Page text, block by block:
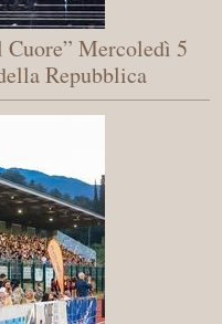
Cuore” Mercoledì 5
Repubblica